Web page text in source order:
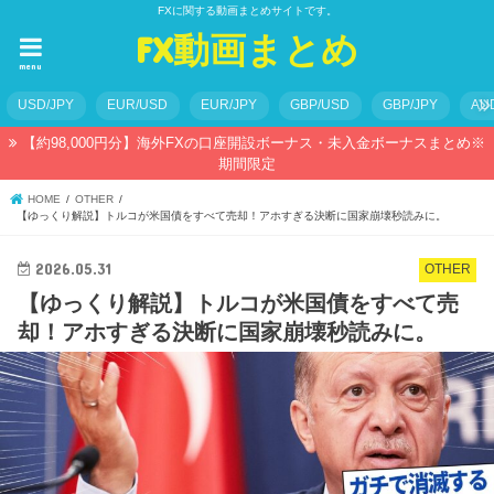
FXに関する動画まとめサイトです。
FX動画まとめ
menu
USD/JPY EUR/USD EUR/JPY GBP/USD GBP/JPY
【約98,000円分】海外FXの口座開設ボーナス・未入金ボーナスまとめ※
期間限定
HOME
OTHER
【ゆっくり解説】トルコが米国債をすべて売却！アホすぎる決断に国家崩壊秒読みに。
OTHER
2026.05.31
【ゆっくり解説】トルコが米国債をすべて売
却！アホすぎる決断に国家崩壊秒読みに。